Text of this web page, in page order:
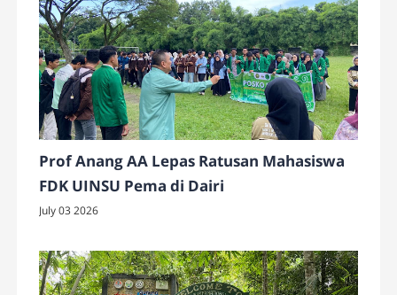
Prof Anang AA Lepas Ratusan Mahasiswa
FDK UINSU Pema di Dairi
July 03 2026